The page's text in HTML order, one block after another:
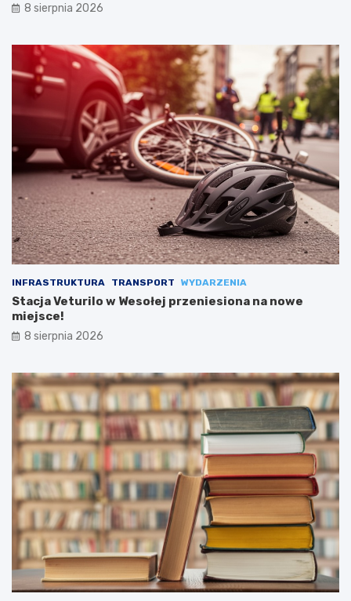
8 sierpnia 2026
INFRASTRUKTURA TRANSPORT WYDARZENIA
Stacja Veturilo w Wesołej przeniesiona na nowe
miejsce!
8 sierpnia 2026